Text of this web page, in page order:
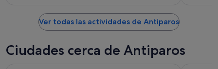
Ver todas las actividades de Antiparos
Ciudades cerca de Antiparos